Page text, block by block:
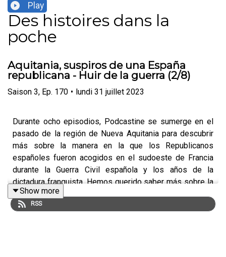
Play
Des histoires dans la
poche
Aquitania, suspiros de una España
republicana - Huir de la guerra (2/8)
Saison 3, Ep. 170 • lundi 31 juillet 2023
Durante ocho episodios, Podcastine se sumerge en el
pasado de la región de Nueva Aquitania para descubrir
más sobre la manera en la que los Republicanos
españoles fueron acogidos en el sudoeste de Francia
durante la Guerra Civil española y los años de la
dictadura franquista. Hemos querido saber más sobre la
forma en la que muchos hicieron aquí su vida, en las
huellas que dejaron, en una lucha que a menudo
Show more
RSS